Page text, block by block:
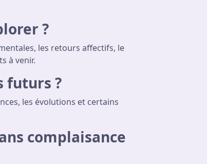
?
les retours affectifs, le
à venir.
futurs ?
les évolutions et certains
complaisance